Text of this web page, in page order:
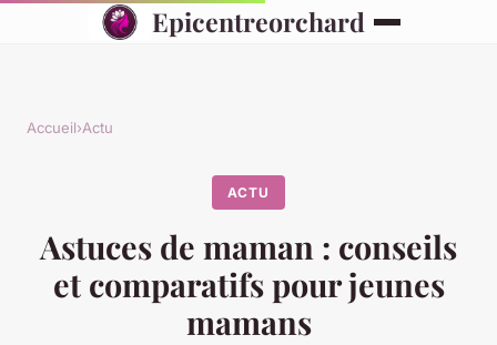
Epicentreorchard
Accueil›Actu
ACTU
Astuces de maman : conseils
et comparatifs pour jeunes
mamans